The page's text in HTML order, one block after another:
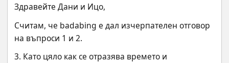
Здравейте Дани и Ицо,
Считам, че badabing е дал изчерпателен отговор
на въпроси 1 и 2.
3. Като цяло как се отразява времето и